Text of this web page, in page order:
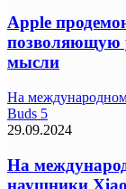
Apple
позволяющую
мысли
На
Buds 5
29.09.2024
На
наушники